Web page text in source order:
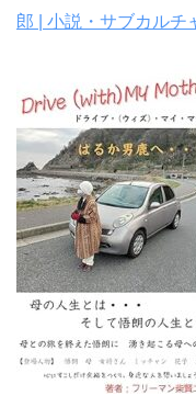
郎 | 小説・サブカルチ